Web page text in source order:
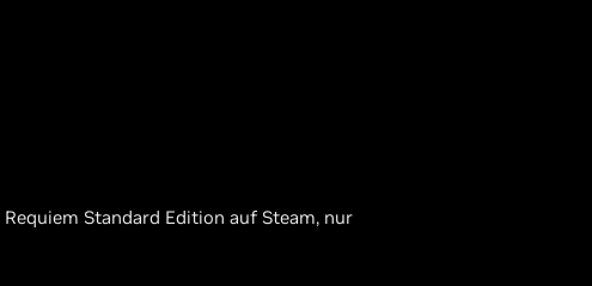
Standard Edition auf Steam, nur